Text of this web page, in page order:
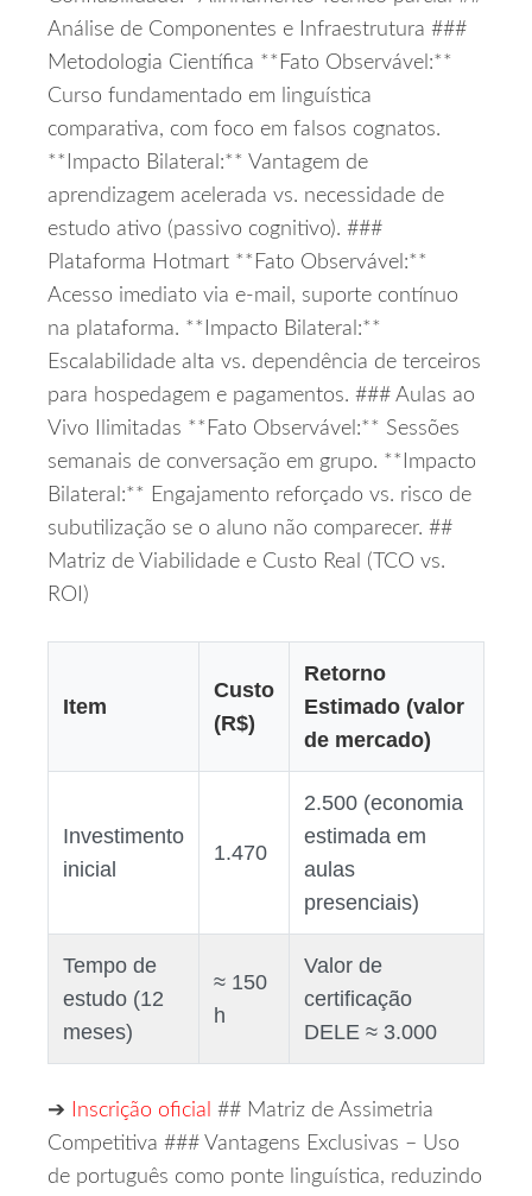
Análise de Componentes e Infraestrutura ###
Metodologia Científica **Fato Observável:**
Curso fundamentado em linguística
comparativa, com foco em falsos cognatos.
**Impacto Bilateral:** Vantagem de
aprendizagem acelerada vs. necessidade de
estudo ativo (passivo cognitivo). ###
Plataforma Hotmart **Fato Observável:**
Acesso imediato via e‑mail, suporte contínuo
na plataforma. **Impacto Bilateral:**
Escalabilidade alta vs. dependência de terceiros
para hospedagem e pagamentos. ### Aulas ao
Vivo Ilimitadas **Fato Observável:** Sessões
semanais de conversação em grupo. **Impacto
Bilateral:** Engajamento reforçado vs. risco de
subutilização se o aluno não comparecer. ##
Matriz de Viabilidade e Custo Real (TCO vs.
ROI)
Item
Custo
(R$)
Retorno
Estimado (valor
de mercado)
Investimento
inicial
1.470
2.500 (economia
estimada em
aulas
presenciais)
Tempo de
estudo (12
meses)
≈ 150
h
Valor de
certificação
DELE ≈ 3.000
➔ Inscrição oficial ## Matriz de Assimetria
Competitiva ### Vantagens Exclusivas – Uso
de português como ponte linguística, reduzindo